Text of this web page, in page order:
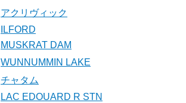
アクリヴィック
ILFORD
MUSKRAT DAM
WUNNUMMIN LAKE
チャタム
LAC EDOUARD R STN